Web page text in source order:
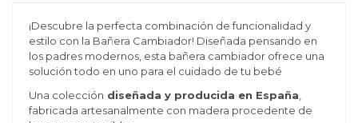
¡Descubre la perfecta combinación de funcionalidad y
estilo con la Bañera Cambiador! Diseñada pensando en
los padres modernos, esta bañera cambiador ofrece una
solución todo en uno para el cuidado de tu bebé
Una colección diseñada y producida en España
fabricada artesanalmente con madera procedente de